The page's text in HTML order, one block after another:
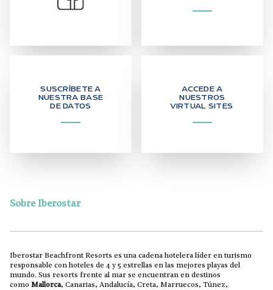
SUSCRÍBETE A
NUESTRA BASE
DE DATOS
ACCEDE A
NUESTROS
VIRTUAL SITES
Sobre Iberostar
Iberostar Beachfront Resorts es una cadena hotelera líder en turismo
responsable con hoteles de 4 y 5 estrellas en las mejores playas del
mundo. Sus resorts frente al mar se encuentran en destinos
como Mallorca, Canarias, Andalucía, Creta, Marruecos, Túnez,